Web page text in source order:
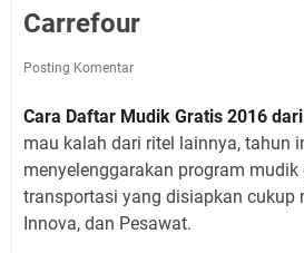
Carrefour
Posting Komentar
Cara Daftar Mudik Gratis 2016
mau kalah dari ritel lainnya, tahun
menyelenggarakan program
transportasi yang disiapkan cukup
Innova, dan Pesawat.